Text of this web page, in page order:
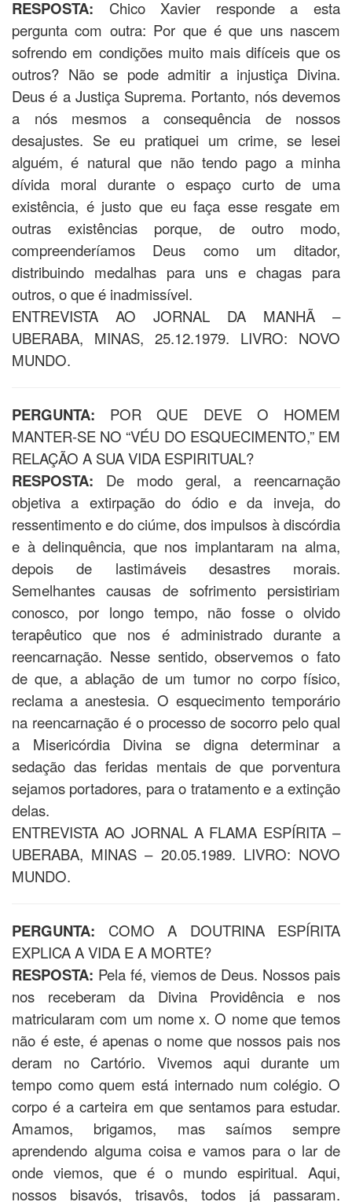
RESPOSTA: Chico Xavier responde a esta
pergunta com outra: Por que é que uns nascem
sofrendo em condições muito mais difíceis que os
outros? Não se pode admitir a injustiça Divina.
Deus é a Justiça Suprema. Portanto, nós devemos
a nós mesmos a consequência de nossos
desajustes. Se eu pratiquei um crime, se lesei
alguém, é natural que não tendo pago a minha
dívida moral durante o espaço curto de uma
existência, é justo que eu faça esse resgate em
outras existências porque, de outro modo,
compreenderíamos Deus como um ditador,
distribuindo medalhas para uns e chagas para
outros, o que é inadmissível.
ENTREVISTA AO JORNAL DA MANHÃ –
UBERABA, MINAS, 25.12.1979. LIVRO: NOVO
MUNDO.
PERGUNTA: POR QUE DEVE O HOMEM
MANTER-SE NO “VÉU DO ESQUECIMENTO,” EM
RELAÇÃO A SUA VIDA ESPIRITUAL?
RESPOSTA: De modo geral, a reencarnação
objetiva a extirpação do ódio e da inveja, do
ressentimento e do ciúme, dos impulsos à discórdia
e à delinquência, que nos implantaram na alma,
depois de lastimáveis desastres morais.
Semelhantes causas de sofrimento persistiriam
conosco, por longo tempo, não fosse o olvido
terapêutico que nos é administrado durante a
reencarnação. Nesse sentido, observemos o fato
de que, a ablação de um tumor no corpo físico,
reclama a anestesia. O esquecimento temporário
na reencarnação é o processo de socorro pelo qual
a Misericórdia Divina se digna determinar a
sedação das feridas mentais de que porventura
sejamos portadores, para o tratamento e a extinção
delas.
ENTREVISTA AO JORNAL A FLAMA ESPÍRITA –
UBERABA, MINAS – 20.05.1989. LIVRO: NOVO
MUNDO.
PERGUNTA: COMO A DOUTRINA ESPÍRITA
EXPLICA A VIDA E A MORTE?
RESPOSTA: Pela fé, viemos de Deus. Nossos pais
nos receberam da Divina Providência e nos
matricularam com um nome x. O nome que temos
não é este, é apenas o nome que nossos pais nos
deram no Cartório. Vivemos aqui durante um
tempo como quem está internado num colégio. O
corpo é a carteira em que sentamos para estudar.
Amamos, brigamos, mas saímos sempre
aprendendo alguma coisa e vamos para o lar de
onde viemos, que é o mundo espiritual. Aqui,
nossos bisavós, trisavôs, todos já passaram.